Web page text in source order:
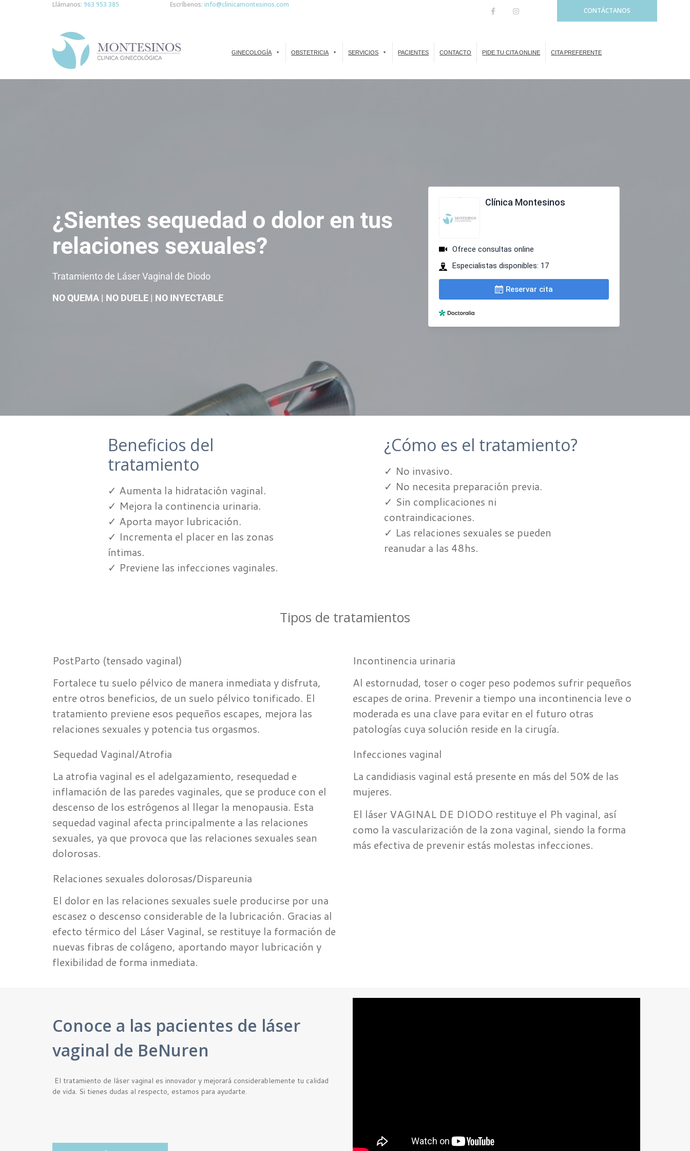
Llámanos: 963 953 385 Escríbenos: info@clinicamontesinos.com
CONTÁCTANOS
GINECOLOGÍA OBSTETRICIA SERVICIOS PACIENTES CONTACTO PIDE TU CITA ONLINE CITA PREFERENTE
¿Sientes sequedad o dolor en tus
relaciones sexuales?
Tratamiento de Láser Vaginal de Diodo
NO QUEMA | NO DUELE | NO INYECTABLE
Beneficios del
tratamiento
✓ Aumenta la hidratación vaginal.
✓ Mejora la continencia urinaria.
✓ Aporta mayor lubricación.
✓ Incrementa el placer en las zonas
íntimas.
✓ Previene las infecciones vaginales.
¿Cómo es el tratamiento?
✓ No invasivo.
✓ No necesita preparación previa.
✓ Sin complicaciones ni
contraindicaciones.
✓ Las relaciones sexuales se pueden
reanudar a las 48hs.
Tipos de tratamientos
PostParto (tensado vaginal)
Fortalece tu suelo pélvico de manera inmediata y disfruta,
entre otros beneficios, de un suelo pélvico tonificado. El
tratamiento previene esos pequeños escapes, mejora las
relaciones sexuales y potencia tus orgasmos.
Sequedad Vaginal/Atrofia
La atrofia vaginal es el adelgazamiento, resequedad e
inflamación de las paredes vaginales, que se produce con el
descenso de los estrógenos al llegar la menopausia. Esta
sequedad vaginal afecta principalmente a las relaciones
sexuales, ya que provoca que las relaciones sexuales sean
dolorosas.
Relaciones sexuales dolorosas/Dispareunia
El dolor en las relaciones sexuales suele producirse por una
escasez o descenso considerable de la lubricación. Gracias al
efecto térmico del Láser Vaginal, se restituye la formación de
nuevas fibras de colágeno, aportando mayor lubricación y
flexibilidad de forma inmediata.
Incontinencia urinaria
Al estornudad, toser o coger peso podemos sufrir pequeños
escapes de orina. Prevenir a tiempo una incontinencia leve o
moderada es una clave para evitar en el futuro otras
patologías cuya solución reside en la cirugía.
Infecciones vaginal
La candidiasis vaginal está presente en más del 50% de las
mujeres.
El láser VAGINAL DE DIODO restituye el Ph vaginal, así
como la vascularización de la zona vaginal, siendo la forma
más efectiva de prevenir estás molestas infecciones.
Conoce a las pacientes de láser
vaginal de BeNuren
El tratamiento de láser vaginal es innovador y mejorará considerablemente tu calidad
de vida. Si tienes dudas al respecto, estamos para ayudarte.